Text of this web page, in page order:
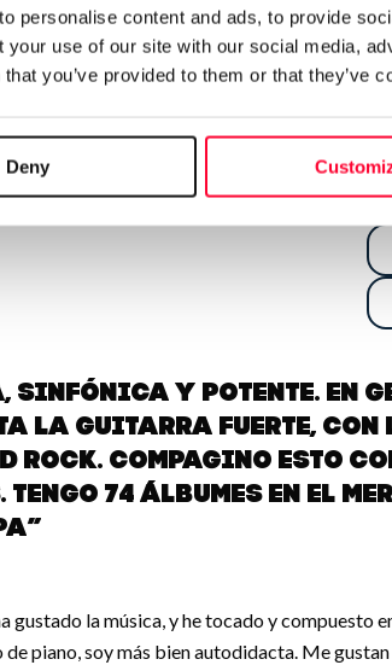
personalise content and ads, to provide
your use of our site with our social media,
you’ve provided to them or that they’ve
Deny
sinfónica y potente. En
la guitarra fuerte, con
rock. Compagino esto
74 álbumes en el
gustado la música, y he tocado y compuesto
piano, soy más bien autodidacta. Me